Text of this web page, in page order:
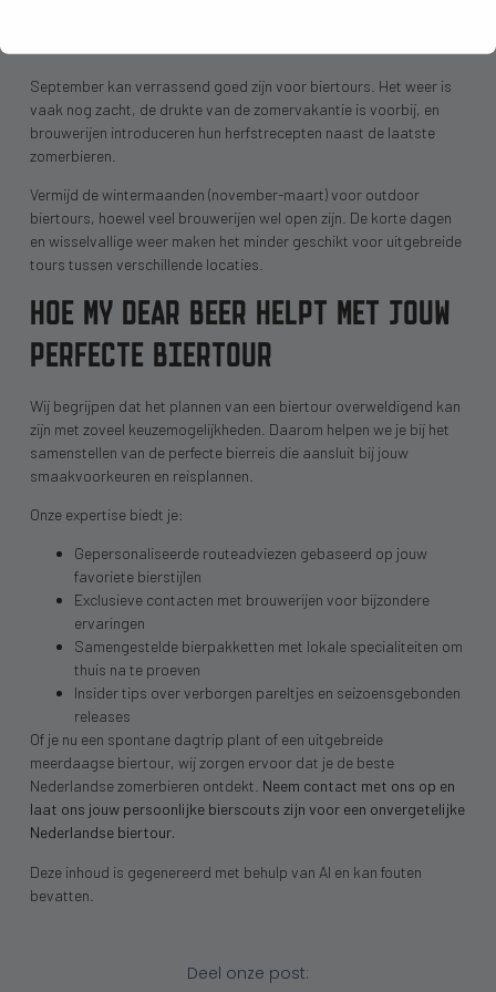
September kan verrassend goed zijn voor biertours. Het weer is
vaak nog zacht, de drukte van de zomervakantie is voorbij, en
brouwerijen introduceren hun herfstrecepten naast de laatste
zomerbieren.
Vermijd de wintermaanden (november-maart) voor outdoor
biertours, hoewel veel brouwerijen wel open zijn. De korte dagen
en wisselvallige weer maken het minder geschikt voor uitgebreide
tours tussen verschillende locaties.
HOE MY DEAR BEER HELPT MET JOUW
PERFECTE BIERTOUR
Wij begrijpen dat het plannen van een biertour overweldigend kan
zijn met zoveel keuzemogelijkheden. Daarom helpen we je bij het
samenstellen van de perfecte bierreis die aansluit bij jouw
smaakvoorkeuren en reisplannen.
Onze expertise biedt je:
Gepersonaliseerde routeadviezen gebaseerd op jouw
favoriete bierstijlen
Exclusieve contacten met brouwerijen voor bijzondere
ervaringen
Samengestelde bierpakketten met lokale specialiteiten om
thuis na te proeven
Insider tips over verborgen pareltjes en seizoensgebonden
releases
Of je nu een spontane dagtrip plant of een uitgebreide
meerdaagse biertour, wij zorgen ervoor dat je de beste
Nederlandse zomerbieren ontdekt. Neem contact met ons op en
laat ons jouw persoonlijke bierscouts zijn voor een onvergetelijke
Nederlandse biertour.
Deze inhoud is gegenereerd met behulp van AI en kan fouten
bevatten.
Deel onze post: